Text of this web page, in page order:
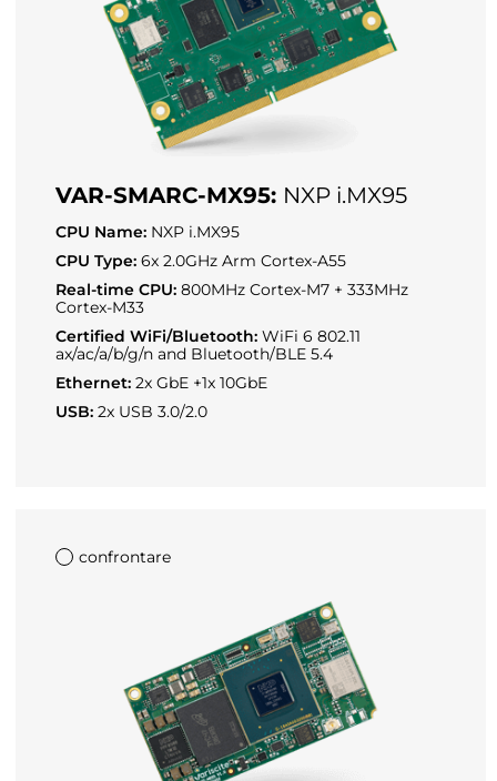
VAR-SMARC-MX95: NXP i.MX95
CPU Name: NXP i.MX95
CPU Type: 6x 2.0GHz Arm Cortex-A55
Real-time CPU: 800MHz Cortex-M7 + 333MHz
Cortex-M33
Certified WiFi/Bluetooth: WiFi 6 802.11
ax/ac/a/b/g/n and Bluetooth/BLE 5.4
Ethernet: 2x GbE +1x 10GbE
USB: 2x USB 3.0/2.0
confrontare